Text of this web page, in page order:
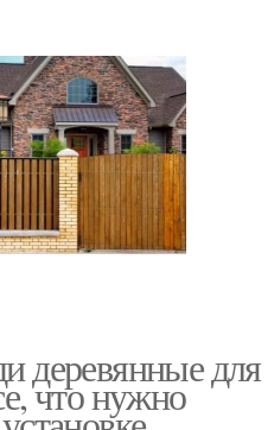
деревянные для
что нужно